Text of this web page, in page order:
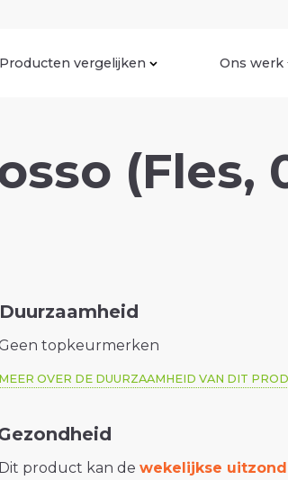
Producten vergelijken Ons werk
(Fles,
Duurzaamheid
topkeurmerken
MEER OVER DE DUURZAAMHEID VAN DIT
Dit product kan dewekelijkse